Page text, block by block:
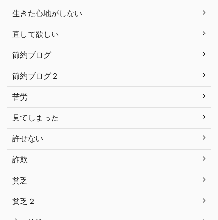
生きた心地がしない
直して欲しい
節約ブログ
節約ブログ２
苦労
見てしまった
許せない
詐欺
貧乏
貧乏２